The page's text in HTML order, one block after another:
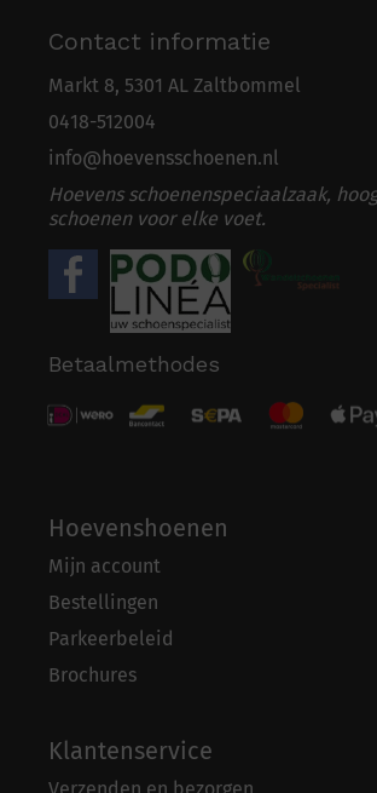
Contact informatie
Markt 8, 5301 AL Zaltbommel
0418-512004
info@hoevensschoenen.nl
Hoevens schoenenspeciaalzaak,
schoenen voor elke voet.
Betaalmethodes
Hoevenshoenen
Mijn account
Bestellingen
Parkeerbeleid
Brochures
Klantenservice